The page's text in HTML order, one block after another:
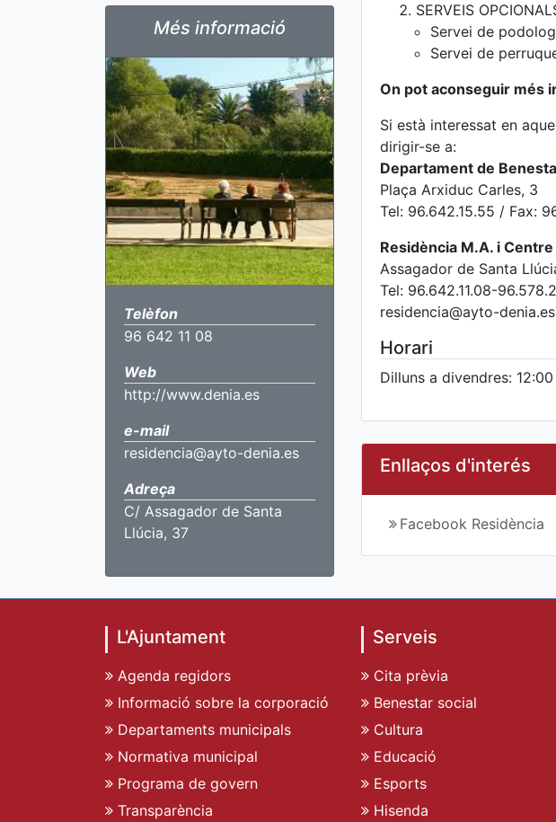
Més informació
Telèfon
96 642 11 08
Web
http://www.denia.es
e-mail
residencia@ayto-denia.es
Adreça
C/ Assagador de Santa
Llúcia, 37
SERVEIS
Servei de
Servei de
On pot aconseguir més
Si està interessat en
dirigir-se a:
Departament de
Plaça Arxiduc Carles, 3
Tel: 96.642.15.55 / Fax:
Residència M.A. i
Assagador de
Tel: 96.642.11.08-
residencia@ayto-denia.es
Horari
Dilluns a divendres:
Enllaços d'interés
Facebook Residència
L'Ajuntament
Agenda regidors
Informació sobre la corporació
Departaments municipals
Normativa municipal
Programa de govern
Transparència
Serveis
Cita prèvia
Benestar social
Cultura
Educació
Esports
Hisenda